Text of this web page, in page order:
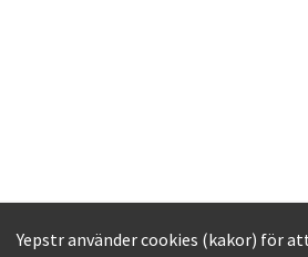
Yepstr AB • Org.
Yepstr använder cookies (kakor) för